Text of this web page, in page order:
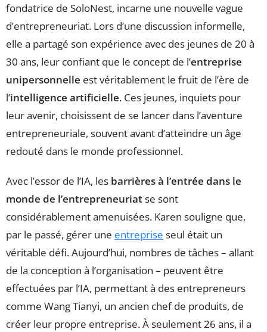
fondatrice de SoloNest, incarne une nouvelle vague
d’entrepreneuriat. Lors d’une discussion informelle,
elle a partagé son expérience avec des jeunes de 20 à
30 ans, leur confiant que le concept de l’entreprise
unipersonnelle est véritablement le fruit de l’ère de
l’intelligence artificielle. Ces jeunes, inquiets pour
leur avenir, choisissent de se lancer dans l’aventure
entrepreneuriale, souvent avant d’atteindre un âge
redouté dans le monde professionnel.
Avec l’essor de l’IA, les barrières à l’entrée dans le
monde de l’entrepreneuriatse sont
considérablement amenuisées. Karen souligne que,
par le passé, gérer une entreprise seul était un
véritable défi. Aujourd’hui, nombres de tâches – allant
de la conception à l’organisation – peuvent être
effectuées par l’IA, permettant à des entrepreneurs
comme Wang Tianyi, un ancien chef de produits, de
créer leur propre entreprise. À seulement 26 ans, il a